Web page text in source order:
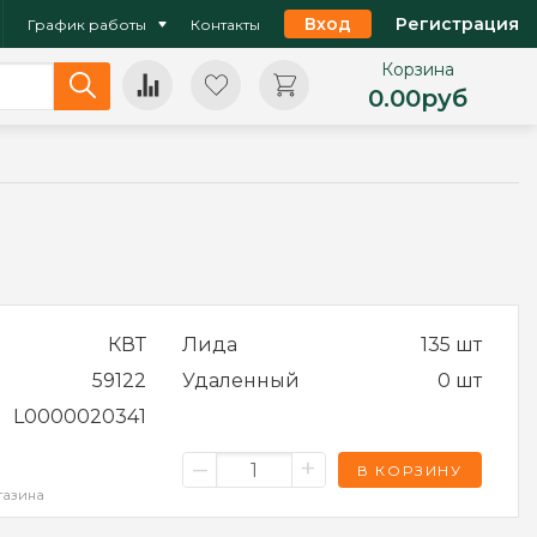
График работы Контакты Вход Регистрация
Корзина
0.00руб
КВТ
59122
L0000020341
Лида
135 шт
Удаленный
0 шт
– + В КОРЗИНУ